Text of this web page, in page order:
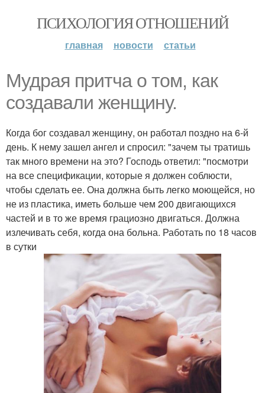
ПСИХОЛОГИЯ ОТНОШЕНИЙ
главная новости статьи
Мудрая притча о том, как
создавали женщину.
Когда бог создавал женщину, он работал поздно на 6-й
день. К нему зашел ангел и спросил: "зачем ты тратишь
так много времени на это? Господь ответил: "посмотри
на все спецификации, которые я должен соблюсти,
чтобы сделать ее. Она должна быть легко моющейся, но
не из пластика, иметь больше чем 200 двигающихся
частей и в то же время грациозно двигаться. Должна
излечивать себя, когда она больна. Работать по 18 часов
в сутки